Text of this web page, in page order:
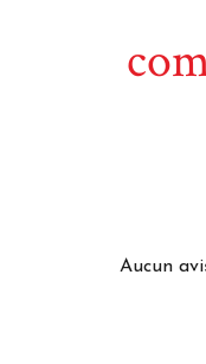
Aucun